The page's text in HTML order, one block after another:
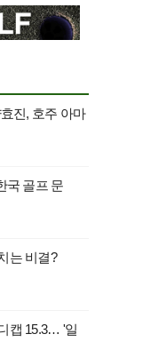
진, 호주 아마
국 골프 문
는 비결?
캡 15.3… '일